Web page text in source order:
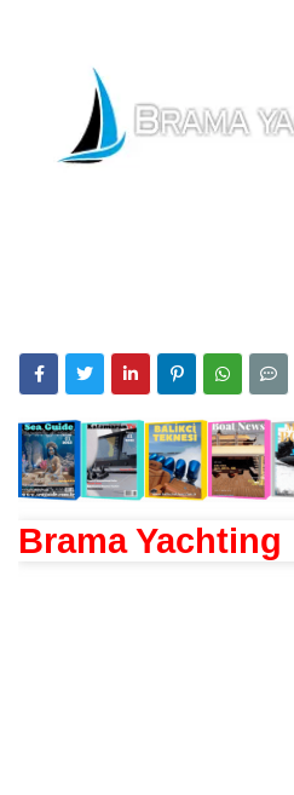
Brama Yachting